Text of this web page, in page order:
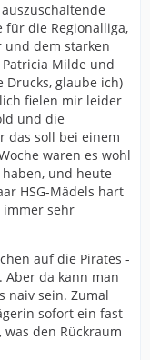
für die Regionalliga,
und dem starken
Milde und
glaube ich)
fielen mir leider
und die
das soll bei einem
waren es wohl
und heute
HSG-Mädels hart
immer sehr
auf die Pirates -
Aber da kann man
naiv sein. Zumal
sofort ein fast
den Rückraum